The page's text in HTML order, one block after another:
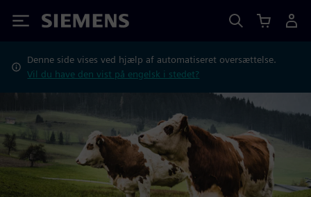
Siemens
Denne side vises ved hjælp af automatiseret oversættelse.
Vil du have den vist på engelsk i stedet?